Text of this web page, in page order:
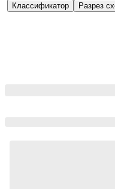
Классификатор Разрез